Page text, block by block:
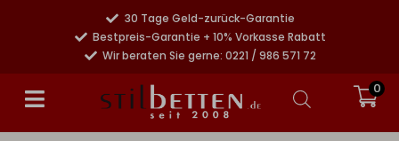
30 Tage Geld-zurück-Garantie
Bestpreis-Garantie + 10% Vorkasse Rabatt
Wir beraten Sie gerne: 0221 / 986 571 72
0